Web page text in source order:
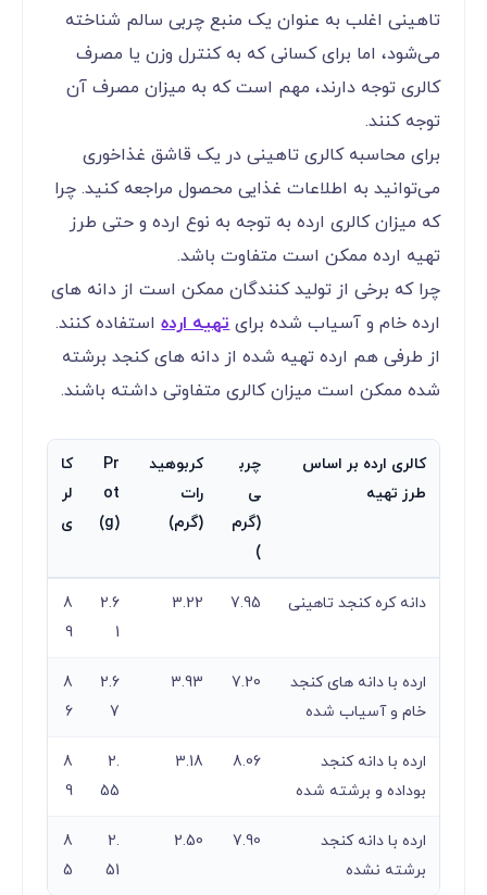
تاهینی اغلب به عنوان یک منبع چربی سالم شناخته
می‌شود، اما برای کسانی که به کنترل وزن یا مصرف
کالری توجه دارند، مهم است که به میزان مصرف آن
توجه کنند.
برای محاسبه کالری تاهینی در یک قاشق غذاخوری
می‌توانید به اطلاعات غذایی محصول مراجعه کنید. چرا
که میزان کالری ارده به توجه به نوع ارده و حتی طرز
تهیه ارده ممکن است متفاوت باشد.
چرا که برخی از تولید کنندگان ممکن است از دانه های
ارده خام و آسیاب شده برایتهیه اردهاستفاده کنند.
از طرفی هم ارده تهیه شده از دانه های کنجد برشته
شده ممکن است میزان کالری متفاوتی داشته باشند.
کالری ارده بر اساس
طرز تهیه
چرب
ی
(گرم
)
کربوهید
رات
(گرم)
Pr
ot
(g)
کا
لر
ی
دانه کره کنجد تاهینی 7.95
3.22
2.6
1
8
9
ارده با دانه های کنجد
خام و آسیاب شده
7.20
3.93
2.6
7
8
6
ارده با دانه کنجد
بوداده و برشته شده
8.06
3.18
2.
55
8
9
ارده با دانه کنجد
برشته نشده
7.90
2.50
2.
51
8
5